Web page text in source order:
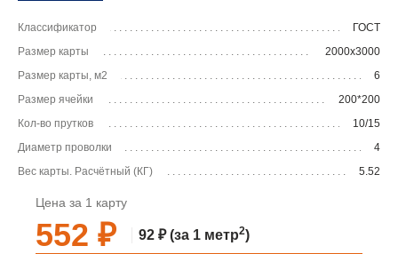
Классификатор
ГОСТ
Размер карты
2000х3000
Размер карты, м2
6
Размер ячейки
200*200
Кол-во прутков
10/15
Диаметр проволки
4
Вес карты. Расчётный (КГ)
5.52
Цена за 1 карту
552 ₽ 92 ₽(за 1 метр2)